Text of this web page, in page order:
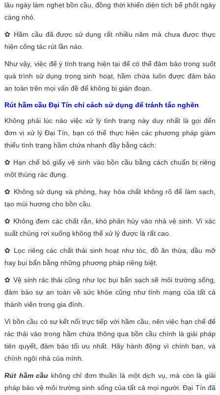
lâu ngày làm nghẹt bồn cầu, đồng thời khiến diện tích bể phốt ngày
càng nhỏ.
✿ Hầm cầu đã được sử dụng rất nhiều năm mà chưa được thực
hiện công tác rút lần nào.
Như vậy, việc để ý tình trạng hiện tại để có thể đảm bảo trong suốt
quá trình sử dụng trong sinh hoạt, hầm chứa luôn được đảm bảo
an toàn trên mọi vấn đề để không bị gián đoạn.
Rút hầm cầu Đại Tín chỉ cách sử dụng để tránh tắc nghẽn
Không phải lúc nào việc xử lý tình trạng này duy nhất là gọi đến
đơn vị xử lý Đại Tín, bạn có thể thực hiện các phương pháp giảm
thiểu tình trạng hầm chứa nhanh đầy bằng cách:
✿ Hạn chế bỏ giấy vệ sinh vào bồn cầu bằng cách chuẩn bị riêng
một thùng rác đựng.
✿ Không sử dụng xà phòng, hay hóa chất không rõ để làm sạch,
tạo mùi hương cho bồn cầu.
✿ Không đem các chất rắn, khó phân hủy vào nhà vệ sinh. Vì xác
suất chúng rơi xuống không thể xử lý được là rất cao.
✿ Lọc riêng các chất thải sinh hoạt như tóc, đồ ăn thừa, dầu mỡ
hay bụi bẩn bằng những phương pháp riêng biệt.
✿ Vệ sinh rác thải cũng như lọc bụi bẩn sạch sẽ môi trường sống,
đảm bảo sự an toàn về sức khỏe cũng như tính mạng của tất cả
thành viên trong gia đình.
Vì bồn cầu có sự kết nối trực tiếp với hầm cầu, nên việc hạn chế để
rác thải vào trong hầm chứa thông qua bồn cầu chính là giải pháp
tiên quyết, đảm bảo tối ưu nhất. Hãy hành động vì chính bạn, và
chính ngôi nhà của mình.
Rút hầm cầu không chỉ đơn thuần là một dịch vụ, mà còn là giải
pháp bảo vệ môi trường sinh sống của tất cả mọi người. Đại Tín đã